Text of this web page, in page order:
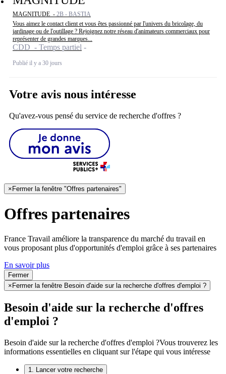
MAGNITUDE - 2B - BASTIA
Vous aimez le contact client et vous êtes passionné par l'univers du bricolage, du
jardinage ou de l'outillage ? Rejoignez notre réseau d'animateurs commerciaux pour
représenter de grandes marques...
CDD - Temps partiel
Publié il y a 30 jours
Votre avis nous intéresse
Qu'avez-vous pensé du service de recherche d'offres ?
× Fermer la fenêtre "Offres partenaires"
Offres partenaires
France Travail améliore la transparence du marché du travail en
vous proposant plus d'opportunités d'emploi grâce à ses partenaires
En savoir plus
Fermer
×Fermer la fenêtre Besoin d'aide sur la recherche d'offres d'emploi ?
Besoin d'aide sur la recherche d'offres
d'emploi ?
Besoin d'aide sur la recherche d'offres d'emploi ?Vous trouverez les
informations essentielles en cliquant sur l'étape qui vous intéresse
1. Lancer votre recherche